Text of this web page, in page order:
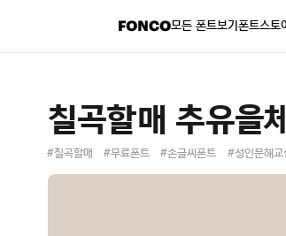
모든 폰트보기폰트스토
칠곡할매 추유을
#칠곡할매 #무료폰트 #손글씨폰트 #성인문해교